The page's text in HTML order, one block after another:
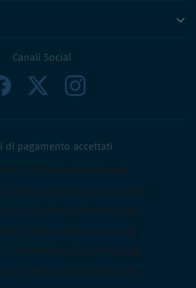
Canali Social
di pagamento accettati